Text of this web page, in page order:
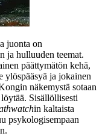
juonta on
ja hulluuden teemat.
päättymätön kehä,
ylöspääsyä ja jokainen
näkemystä sotaan
Sisällöllisesti
in kaltaista
psykologisempaan